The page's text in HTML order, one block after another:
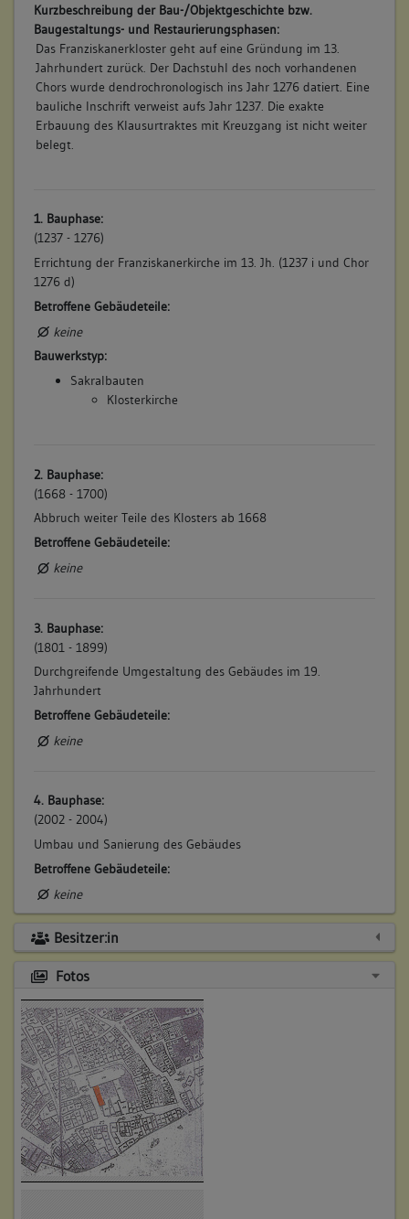
Kurzbeschreibung der Bau-/Objektgeschichte bzw.
Baugestaltungs- und Restaurierungsphasen:
Das Franziskanerkloster geht auf eine Gründung im 13.
Jahrhundert zurück. Der Dachstuhl des noch vorhandenen
Chors wurde dendrochronologisch ins Jahr 1276 datiert. Eine
bauliche Inschrift verweist aufs Jahr 1237. Die exakte
Erbauung des Klausurtraktes mit Kreuzgang ist nicht weiter
belegt.
1. Bauphase:
(1237 - 1276)
Errichtung der Franziskanerkirche im 13. Jh. (1237 i und Chor
1276 d)
Betroffene Gebäudeteile:
keine
Bauwerkstyp:
Sakralbauten
Klosterkirche
2. Bauphase:
(1668 - 1700)
Abbruch weiter Teile des Klosters ab 1668
Betroffene Gebäudeteile:
keine
3. Bauphase:
(1801 - 1899)
Durchgreifende Umgestaltung des Gebäudes im 19.
Jahrhundert
Betroffene Gebäudeteile:
keine
4. Bauphase:
(2002 - 2004)
Umbau und Sanierung des Gebäudes
Betroffene Gebäudeteile:
keine
Besitzer:in
Fotos